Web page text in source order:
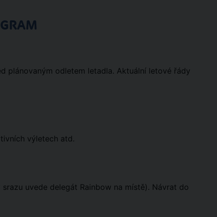
plánovaným odletem letadla. Aktuální letové řády
výletech atd.
uvede delegát Rainbow na místě). Návrat do